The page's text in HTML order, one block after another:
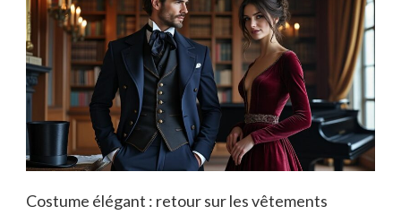
Costume élégant : retour sur les vêtements